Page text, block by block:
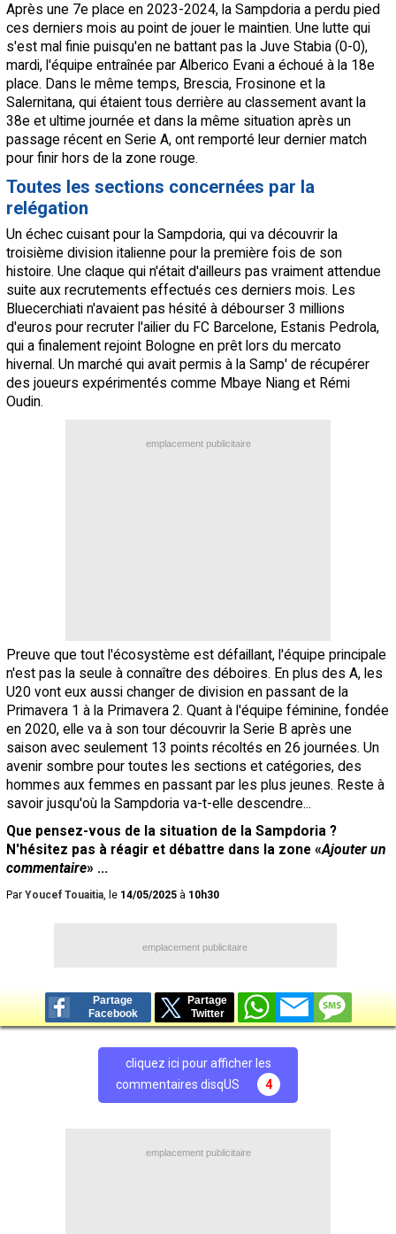
Après une 7e place en 2023-2024, la Sampdoria a perdu pied
ces derniers mois au point de jouer le maintien. Une lutte qui
s'est mal finie puisqu'en ne battant pas la Juve Stabia (0-0),
mardi, l'équipe entraînée par Alberico Evani a échoué à la 18e
place. Dans le même temps, Brescia, Frosinone et la
Salernitana, qui étaient tous derrière au classement avant la
38e et ultime journée et dans la même situation après un
passage récent en Serie A, ont remporté leur dernier match
pour finir hors de la zone rouge.
Toutes les sections concernées par la
relégation
Un échec cuisant pour la Sampdoria, qui va découvrir la
troisième division italienne pour la première fois de son
histoire. Une claque qui n'était d'ailleurs pas vraiment attendue
suite aux recrutements effectués ces derniers mois. Les
Bluecerchiati n'avaient pas hésité à débourser 3 millions
d'euros pour recruter l'ailier du FC Barcelone, Estanis Pedrola,
qui a finalement rejoint Bologne en prêt lors du mercato
hivernal. Un marché qui avait permis à la Samp' de récupérer
des joueurs expérimentés comme Mbaye Niang et Rémi
Oudin.
emplacement publicitaire
Preuve que tout l'écosystème est défaillant, l'équipe principale
n'est pas la seule à connaître des déboires. En plus des A, les
U20 vont eux aussi changer de division en passant de la
Primavera 1 à la Primavera 2. Quant à l'équipe féminine, fondée
en 2020, elle va à son tour découvrir la Serie B après une
saison avec seulement 13 points récoltés en 26 journées. Un
avenir sombre pour toutes les sections et catégories, des
hommes aux femmes en passant par les plus jeunes. Reste à
savoir jusqu'où la Sampdoria va-t-elle descendre...
Que pensez-vous de la situation de la Sampdoria ?
N'hésitez pas à réagir et débattre dans la zone «Ajouter un
commentaire» ...
Par Youcef Touaitia, le 14/05/2025 à 10h30
emplacement publicitaire
Partage
Facebook
Partage
Twitter
cliquez ici pour afficher les
commentaires disqUS
4
emplacement publicitaire